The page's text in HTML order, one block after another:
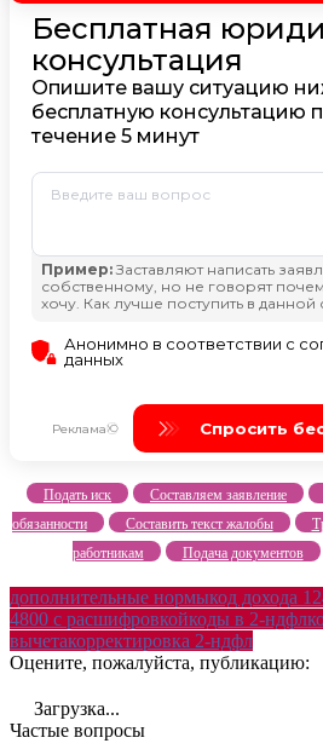
Подать иск Составляем заявление
обязанности
Составить текст жалобы
работникам
Подача документов
дополнительные нормыкод дохода
4800 с расшифровкойкоды в 2-ндфл
вычетакорректировка 2-ндфл
Оцените, пожалуйста, публикацию:
Загрузка...
Частые вопросы